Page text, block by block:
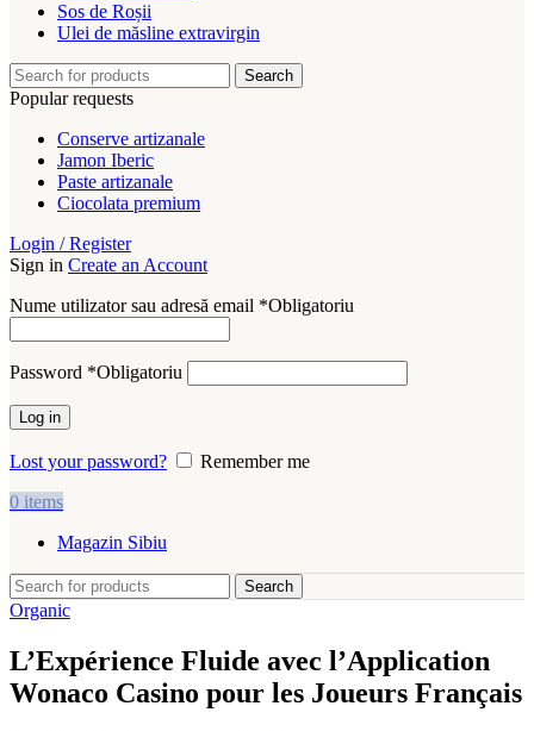
Sos de Roșii
Ulei de măsline extravirgin
Search
Popular requests
Conserve artizanale
Jamon Iberic
Paste artizanale
Ciocolata premium
Login / Register
Sign in Create an Account
Nume utilizator sau adresă email *Obligatoriu
Password *Obligatoriu
Log in
Lost your password?
Remember me
0 items
Magazin Sibiu
Search
Organic
L’Expérience Fluide avec l’Application
Wonaco Casino pour les Joueurs Français